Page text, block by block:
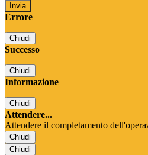
Errore
Chiudi
Successo
Chiudi
Informazione
Chiudi
Attendere...
Attendere il completamento
Chiudi
Chiudi